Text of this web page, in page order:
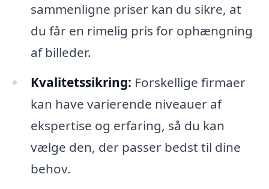
sammenligne priser kan du sikre, at
du får en rimelig pris for ophængning
af billeder.
Kvalitetssikring: Forskellige firmaer
kan have varierende niveauer af
ekspertise og erfaring, så du kan
vælge den, der passer bedst til dine
behov.